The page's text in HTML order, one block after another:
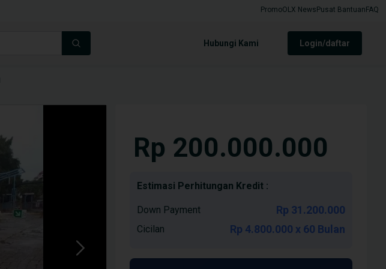
PromoOLX News Pusat Bantuan FAQ
Hubungi Kami login/daftar
Rp 200.000.000
Estimasi Perhitungan Kredit :
Down Payment Rp 31.200.000
Cicilan Rp 4.800.000 x 60 Bulan